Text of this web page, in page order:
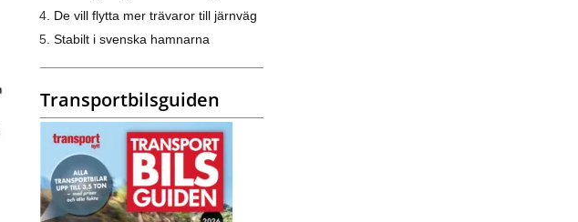
De vill flytta mer trävaror till järnväg
Stabilt i svenska hamnarna
Transportbilsguiden